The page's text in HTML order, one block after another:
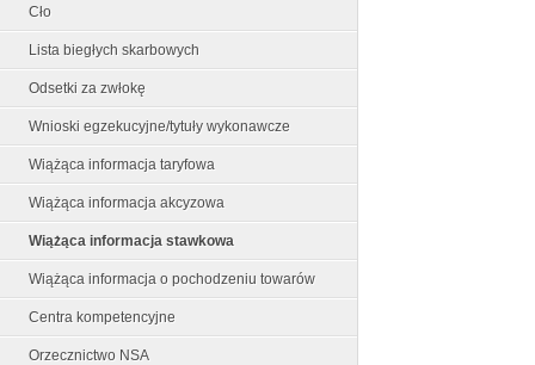
Cło
Lista biegłych skarbowych
Odsetki za zwłokę
Wnioski egzekucyjne/tytuły wykonawcze
Wiążąca informacja taryfowa
Wiążąca informacja akcyzowa
Wiążąca informacja stawkowa
Wiążąca informacja o pochodzeniu towarów
Centra kompetencyjne
Orzecznictwo NSA